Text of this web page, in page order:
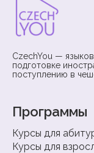
CzechYou —
подготовке
поступлению в
Программы
Курсы для
Курсы для